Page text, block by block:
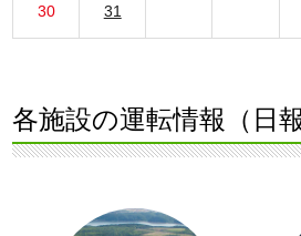
30 31
各施設の運転情報（日報